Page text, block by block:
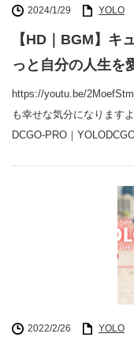
2024/1/29 YOLO
【HD｜BGM】キ
っと自分の人生を
https://youtu.be/
も幸せな気分になります
DCGO-PRO｜
2022/2/26 YOLO